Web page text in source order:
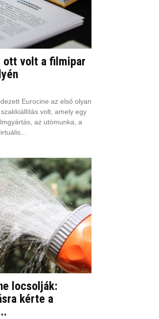
ott volt a filmipar
Eurocine az első olyan
volt, amely egy
az utómunka, a
locsolják:
kérte a